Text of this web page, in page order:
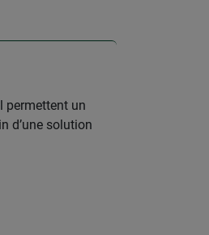
permettent un
d’une solution